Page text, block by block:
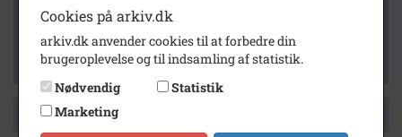
Vis kun med lydklip
Vis kun med kilder
Vis kun med geo-tag
Side 1 af 1
Cookies på arkiv.dk
arkiv.dk anvender cookies til at forbedre din
brugeroplevelse og til indsamling af statistik.
Nødvendig
Statistik
Marketing